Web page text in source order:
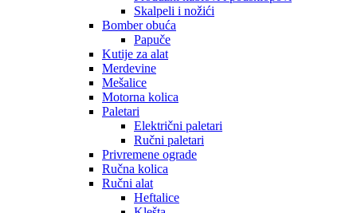
Skalpeli i nožići
Bomber obuća
Papuče
Kutije za alat
Merdevine
Mešalice
Motorna kolica
Paletari
Električni paletari
Ručni paletari
Privremene ograde
Ručna kolica
Ručni alat
Heftalice